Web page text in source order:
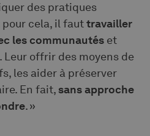
des pratiques
cela, il fauttravailler
les communautés et
Leur offrir des moyens de
les aider à préserver
En fait,sans approche
. »